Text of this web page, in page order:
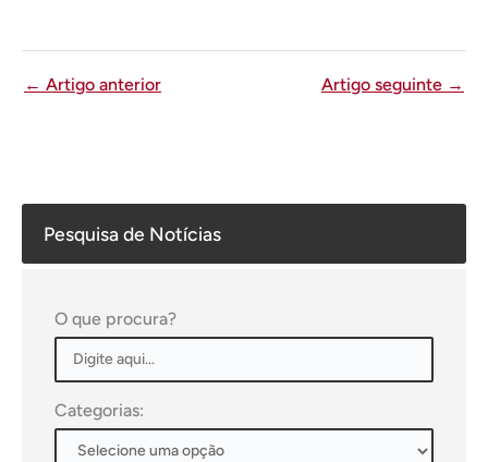
Pesquisa de Notícias
O que procura?
Categorias:
← Artigo anterior Artigo seguinte →